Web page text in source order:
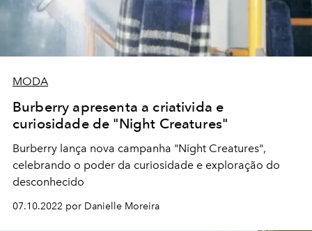
MODA
Burberry apresenta a criativida e
curiosidade de "Night Creatures"
Burberry lança nova campanha "Night Creatures",
celebrando o poder da curiosidade e exploração do
desconhecido
07.10.2022 por Danielle Moreira